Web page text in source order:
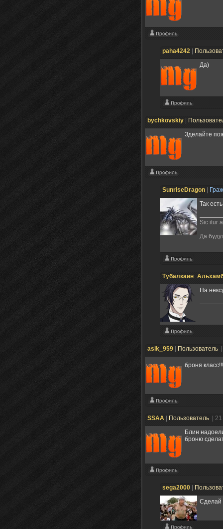
paha4242
Да)
bychkovskiy
Зделайте
SunriseDragon
Так
Sic itur
Да
На
asik_959 Пользователь
броня
SSAA Пользователь
|
Блин
броню
sega2000
Сделай